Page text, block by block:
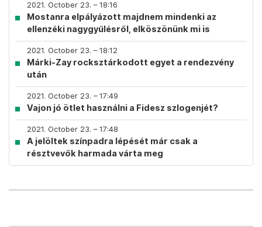
2021. October 23. – 18:16
Mostanra elpályázott majdnem mindenki az
ellenzéki nagygyűlésről, elköszönünk mi is
2021. October 23. – 18:12
Márki-Zay rocksztárkodott egyet a rendezvény
után
2021. October 23. – 17:49
Vajon jó ötlet használni a Fidesz szlogenjét?
2021. October 23. – 17:48
A jelöltek színpadra lépését már csak a
résztvevők harmada várta meg